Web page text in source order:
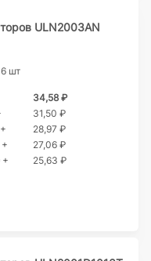
ULN2003AN
шт
34,58 ₽
31,50 ₽
28,97 ₽
27,06 ₽
+
25,63 ₽